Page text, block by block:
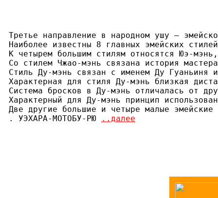
Третье направление в народном ушу —
Наиболее известны 8 главных эмейских
К четырем большим стилям относятся Юэ-
Со стилем Чжао-мэнь связана история
Стиль Ду-мэнь связан с именем Ду Гуаньиня
Характерная для стиля Ду-мэнь близкая
Система бросков в Ду-мэнь отличалась от
Характерный для Ду-мэнь принцип
Две другие большие и четыре малые
. УЭХАРА-МОТОБУ-РЮ
..далее